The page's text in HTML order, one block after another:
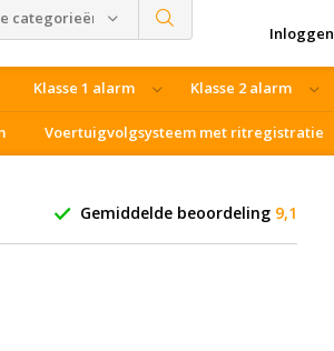
categorieën
Inloggen
Klasse 1 alarm Klasse 2 alarm
Voertuigvolgsysteem met ritregistratie
Gemiddelde beoordeling 9,1